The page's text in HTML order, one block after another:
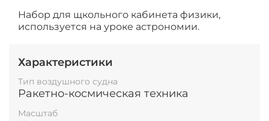
Набор для щкольного кабинета физики,
используется на уроке астрономии.
Характеристики
Тип воздушного судна
Ракетно-космическая техника
Масштаб